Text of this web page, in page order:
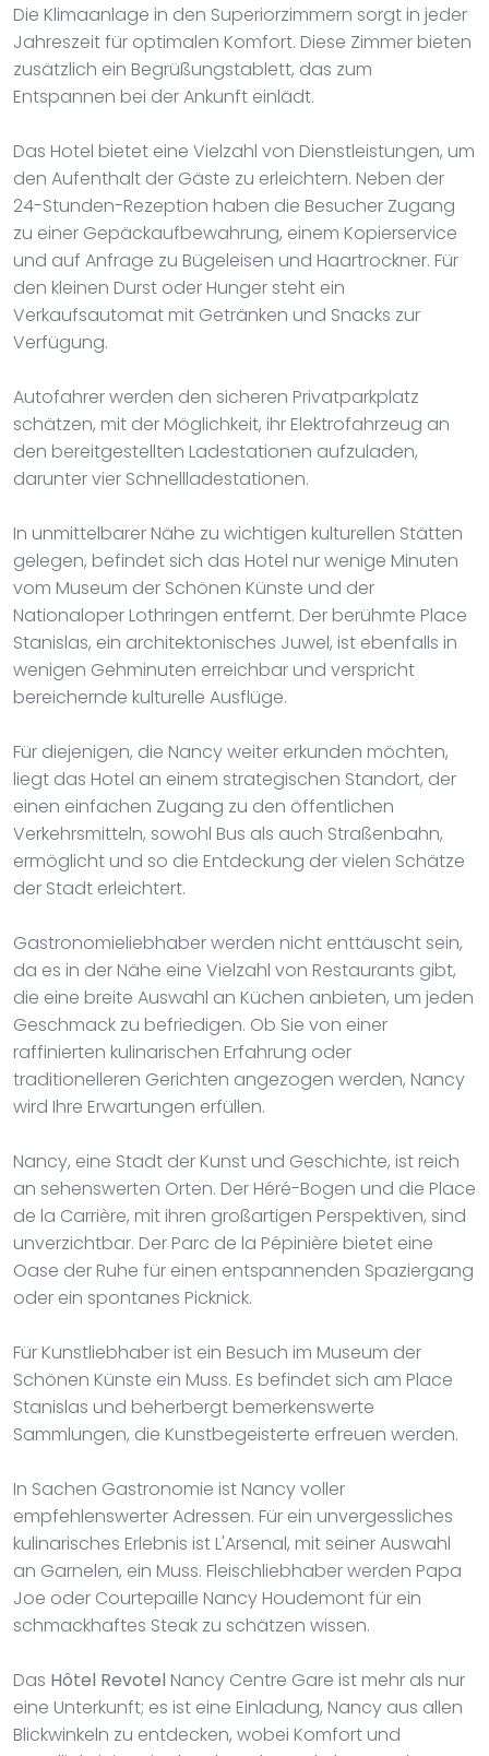
Die Klimaanlage in den Superiorzimmern sorgt in jeder
Jahreszeit für optimalen Komfort. Diese Zimmer bieten
zusätzlich ein Begrüßungstablett, das zum
Entspannen bei der Ankunft einlädt.
Das Hotel bietet eine Vielzahl von Dienstleistungen, um
den Aufenthalt der Gäste zu erleichtern. Neben der
24-Stunden-Rezeption haben die Besucher Zugang
zu einer Gepäckaufbewahrung, einem Kopierservice
und auf Anfrage zu Bügeleisen und Haartrockner. Für
den kleinen Durst oder Hunger steht ein
Verkaufsautomat mit Getränken und Snacks zur
Verfügung.
Autofahrer werden den sicheren Privatparkplatz
schätzen, mit der Möglichkeit, ihr Elektrofahrzeug an
den bereitgestellten Ladestationen aufzuladen,
darunter vier Schnellladestationen.
In unmittelbarer Nähe zu wichtigen kulturellen Stätten
gelegen, befindet sich das Hotel nur wenige Minuten
vom Museum der Schönen Künste und der
Nationaloper Lothringen entfernt. Der berühmte Place
Stanislas, ein architektonisches Juwel, ist ebenfalls in
wenigen Gehminuten erreichbar und verspricht
bereichernde kulturelle Ausflüge.
Für diejenigen, die Nancy weiter erkunden möchten,
liegt das Hotel an einem strategischen Standort, der
einen einfachen Zugang zu den öffentlichen
Verkehrsmitteln, sowohl Bus als auch Straßenbahn,
ermöglicht und so die Entdeckung der vielen Schätze
der Stadt erleichtert.
Gastronomieliebhaber werden nicht enttäuscht sein,
da es in der Nähe eine Vielzahl von Restaurants gibt,
die eine breite Auswahl an Küchen anbieten, um jeden
Geschmack zu befriedigen. Ob Sie von einer
raffinierten kulinarischen Erfahrung oder
traditionelleren Gerichten angezogen werden, Nancy
wird Ihre Erwartungen erfüllen.
Nancy, eine Stadt der Kunst und Geschichte, ist reich
an sehenswerten Orten. Der Héré-Bogen und die Place
de la Carrière, mit ihren großartigen Perspektiven, sind
unverzichtbar. Der Parc de la Pépinière bietet eine
Oase der Ruhe für einen entspannenden Spaziergang
oder ein spontanes Picknick.
Für Kunstliebhaber ist ein Besuch im Museum der
Schönen Künste ein Muss. Es befindet sich am Place
Stanislas und beherbergt bemerkenswerte
Sammlungen, die Kunstbegeisterte erfreuen werden.
In Sachen Gastronomie ist Nancy voller
empfehlenswerter Adressen. Für ein unvergessliches
kulinarisches Erlebnis ist L'Arsenal, mit seiner Auswahl
an Garnelen, ein Muss. Fleischliebhaber werden Papa
Joe oder Courtepaille Nancy Houdemont für ein
schmackhaftes Steak zu schätzen wissen.
Das Hôtel Revotel Nancy Centre Gare ist mehr als nur
eine Unterkunft; es ist eine Einladung, Nancy aus allen
Blickwinkeln zu entdecken, wobei Komfort und